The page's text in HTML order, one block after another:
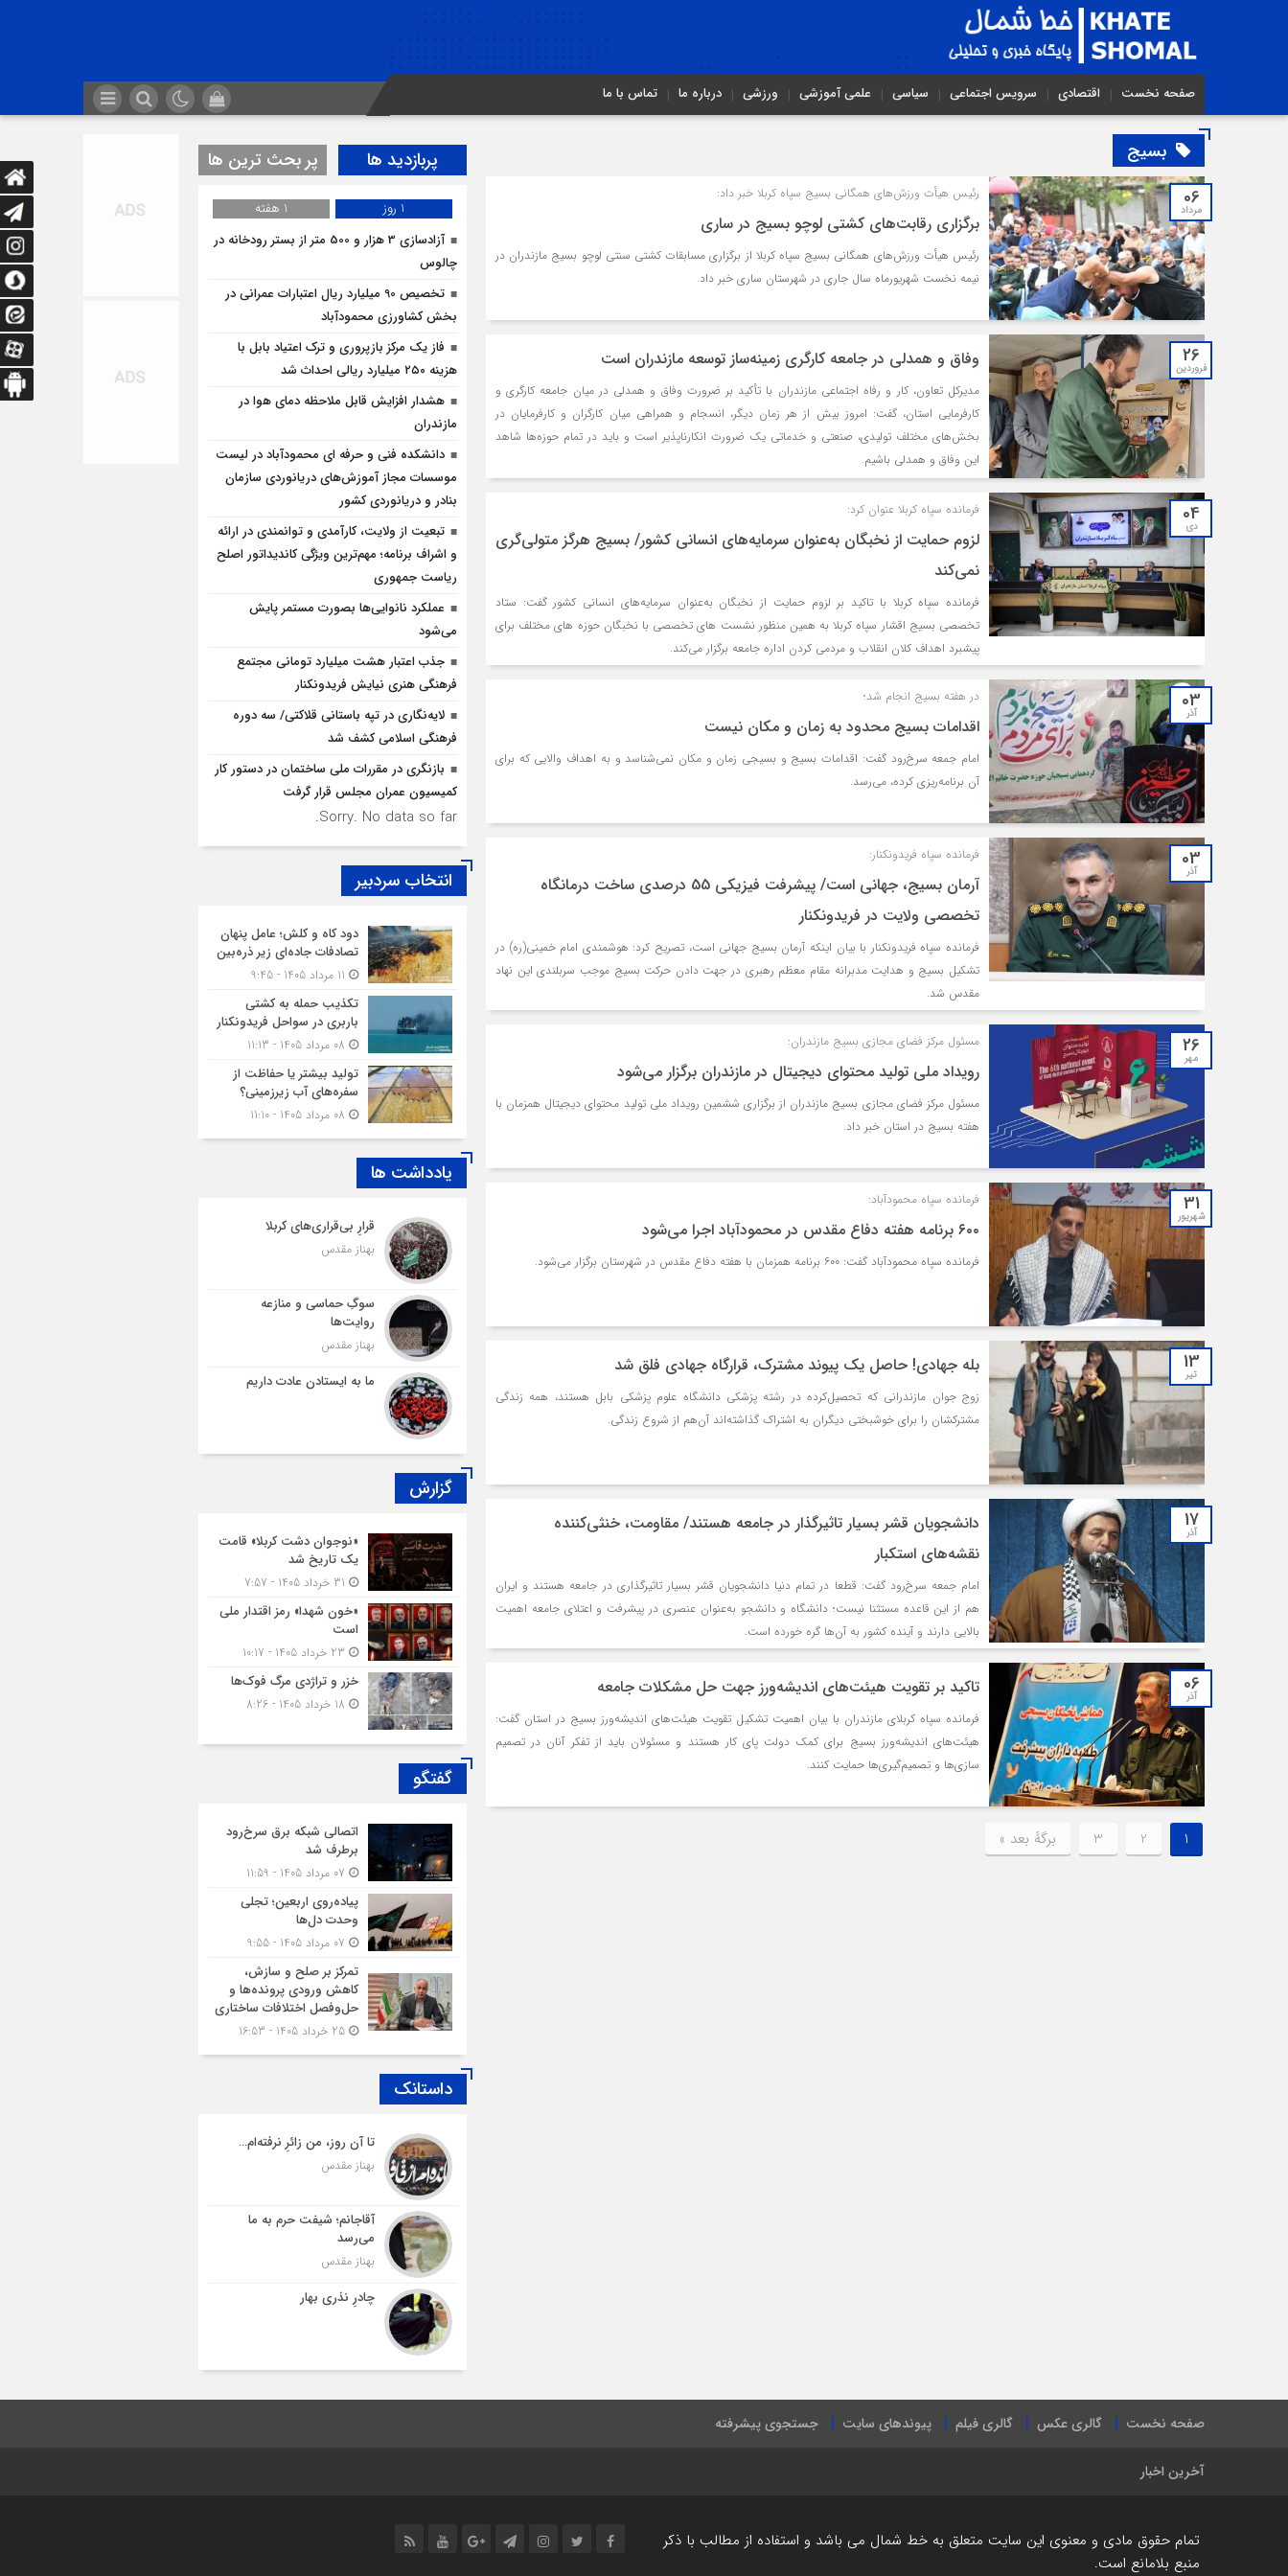
صفحه نخست اقتصادی سرویس اجتماعی سیاسی علمی آموزشی ورزشی درباره ما تماس با ما
بسیج
06
مرداد
رئیس هیأت ورزش‌های همگانی بسیج سپاه کربلا خبر داد:
برگزاری رقابت‌های کشتی لوچو بسیج در ساری
رئیس هیأت ورزش‌های همگانی بسیج سپاه کربلا از برگزاری مسابقات کشتی سنتی لوچو بسیج مازندران در
نیمه نخست شهریورماه سال جاری در شهرستان ساری خبر داد.
26
فروردین وفاق و همدلی در جامعه کارگری زمینه‌ساز توسعه مازندران است
مدیرکل تعاون، کار و رفاه اجتماعی مازندران با تأکید بر ضرورت وفاق و همدلی در میان جامعه کارگری و
کارفرمایی استان، گفت: امروز بیش از هر زمان دیگر، انسجام و همراهی میان کارگران و کارفرمایان در
بخش‌های مختلف تولیدی، صنعتی و خدماتی یک ضرورت انکارناپذیر است و باید در تمام حوزه‌ها شاهد
این وفاق و همدلی باشیم.
04
دی
فرمانده سپاه کربلا عنوان کرد:
لزوم حمایت از نخبگان به‌عنوان سرمایه‌های انسانی کشور/ بسیج هرگز متولی‌گری
نمی‌کند
فرمانده سپاه کربلا با تاکید بر لزوم حمایت از نخبگان به‌عنوان سرمایه‌های انسانی کشور گفت: ستاد
تخصصی بسیج اقشار سپاه کربلا به همین منظور نشست های تخصصی با نخبگان حوزه های مختلف برای
پیشبرد اهداف کلان انقلاب و مردمی کردن اداره جامعه برگزار می‌کند.
03
آذر
در هفته بسیج انجام شد؛
اقدامات بسيج محدود به زمان و مکان نیست
امام جمعه سرخ‌رود گفت: اقدامات بسیج و بسیجی زمان و مکان نمی‌شناسد و به اهداف والایی که برای
آن برنامه‌ریزی کرده، می‌رسد.
03
آذر
فرمانده سپاه فریدونکنار:
آرمان بسیج، جهانی است/ پیشرفت فیزیکی 55 درصدی ساخت درمانگاه
تخصصی ولایت در فریدونکنار
فرمانده سپاه فریدونکنار با بیان اینکه آرمان بسیج جهانی است، تصریح کرد: هوشمندی امام خمینی(ره) در
تشکیل بسیج و هدایت مدبرانه مقام معظم رهبری در جهت دادن حرکت بسیج موجب سربلندی این نهاد
مقدس شد.
26
مهر
مسئول مرکز فضای مجازی بسیج مازندران:
رویداد ملی تولید محتوای دیجیتال در مازندران برگزار می‌شود
مسئول مرکز فضای مجازی بسیج مازندران از برگزاری ششمین رویداد ملی تولید محتوای دیجیتال همزمان با
هفته بسیج در استان خبر داد.
31
شهریور
فرمانده سپاه محمودآباد:
۶۰۰ برنامه هفته دفاع مقدس در محمودآباد اجرا می‌شود
فرمانده سپاه محمودآباد گفت: ۶۰۰ برنامه همزمان با هفته دفاع مقدس در شهرستان برگزار می‌شود.
13
تیر بله جهادی! حاصل یک پیوند مشترک، قرارگاه جهادی فلق شد
زوج جوان مازندرانی که تحصیل‌کرده در رشته پزشکی دانشگاه علوم پزشکی بابل هستند، همه زندگی
مشترکشان را برای خوشبختی دیگران به اشتراک گذاشته‌اند آن‌هم از شروع زندگی.
17
آذر
دانشجویان قشر بسیار تاثیرگذار در جامعه هستند/ مقاومت، خنثی‌کننده
نقشه‌های استکبار
امام جمعه سرخ‌رود گفت: قطعا در تمام دنیا دانشجویان قشر بسیار تاثیرگذاری در جامعه هستند و ایران
هم از این قاعده مستثنا نیست؛ دانشگاه و دانشجو به‌عنوان عنصری در پیشرفت و اعتلای جامعه اهمیت
بالایی دارند و آینده کشور به آن‌ها گره خورده است.
06
آذر تاکید بر تقویت هیئت‌های اندیشه‌ورز جهت حل مشکلات جامعه
فرمانده سپاه کربلای مازندران با بیان اهمیت تشکیل تقویت هیئت‌های اندیشه‌ورز بسیج در استان گفت:
هیئت‌های اندیشه‌ورز بسیج برای کمک دولت پای کار هستند و مسئولان باید از تفکر آنان در تصمیم
سازی‌ها و تصمیم‌گیری‌ها حمایت کنند.
1
2
3 برگهٔ بعد »
پربازدید ها پر بحث ترین ها
1 روز
1 هفته
آزادسازی 3 هزار و 500 متر از بستر رودخانه در
چالوس
تخصیص 90 میلیارد ریال اعتبارات عمرانی در
بخش کشاورزی محمودآباد
فاز یک مرکز بازپروری و ترک اعتیاد بابل با
هزینه ۲۵۰ میلیارد ریالی احداث شد
هشدار افزایش قابل ملاحظه دمای هوا در
مازندران
دانشکده فنی و حرفه ای محمودآباد در لیست
موسسات مجاز آموزش‌های دریانوردی سازمان
بنادر و دریانوردی کشور
تبعیت از ولایت، کارآمدی و توانمندی در ارائه
و اشراف برنامه؛ مهم‌ترین ویژگی کاندیداتور اصلح
ریاست جمهوری
عملکرد نانوایی‌ها بصورت مستمر پایش
می‌شود
جذب اعتبار هشت میلیارد تومانی مجتمع
فرهنگی هنری نیایش فریدونکنار
لایه‌نگاری در تپه باستانی قلاکتی/ سه دوره
فرهنگی اسلامی کشف شد
بازنگری در مقررات ملی ساختمان در دستور کار
کمیسیون عمران مجلس قرار گرفت
Sorry. No data so far.
انتخاب سردبیر
دود کاه و کلش؛ عامل پنهان
تصادفات جاده‌ای زیر ذره‌بین
تکذیب حمله به کشتی
باربری در سواحل فریدونکنار
تولید بیشتر یا حفاظت از
سفره‌های آب زیرزمینی؟
یادداشت ها
قرارِ بی‌قراری‌های کربلا
بهناز مقدس
سوگِ حماسی و منازعه
روایت‌ها
بهناز مقدس
ما به ایستادن عادت داریم
گزارش
«نوجوان دشت کربلا» قامت
یک تاریخ شد
«خون شهدا» رمز اقتدار ملی
است
خزر و تراژدی مرگ فوک‌ها
گفتگو
اتصالی شبکه برق سرخ‌رود
برطرف شد
پیاده‌روی اربعین؛ تجلی
وحدت دل‌ها
تمرکز بر صلح و سازش،
کاهش ورودی پرونده‌ها و
حل‌وفصل اختلافات ساختاری
داستانک
تا آن روز، من زائرِ نرفته‌ام…
بهناز مقدس
آقاجانم؛ شیفت حرم به ما
می‌رسد
بهناز مقدس
چادرِ نذری بهار
صفحه نخست گالری عکس گالری فیلم پیوندهای سایت جستجوی پیشرفته
آخرین اخبار
تمام حقوق مادی و معنوی این سایت متعلق به خط شمال می باشد و استفاده از مطالب با ذکر
منبع بلامانع است.